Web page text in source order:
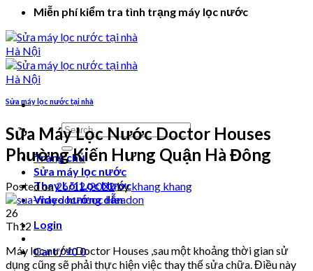
Miễn phí kiểm tra tình trạng máy lọc nước
Search
for:
Trang chủ
Sửa máy lọc nước
Thay Lõi Lọc Nước
Video hướng dẫn
Login
Cart /₫00
Sửa máy lọc nước tại nhà
Sửa Máy Lọc Nước Doctor Houses
Phường Kiến Hưng Quận Hà Đông
Posted on26/12/2022bykhang khang
26
Th12
Máy lọc nước Doctor Houses ,sau một khoảng thời gian sử
dụng cũng sẽ phải thực hiện việc thay thế sửa chữa. Điều này